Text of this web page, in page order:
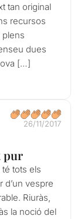
tan original
recursos
plens
dues
[…]
26/11/2017
pur
tots els
d’un vespre
Riuràs,
la noció del